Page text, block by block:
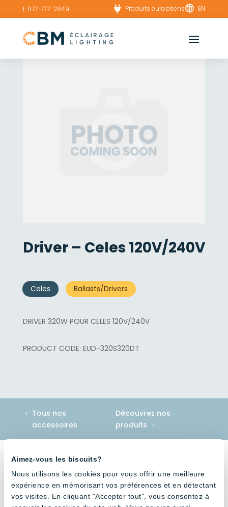
Aimez-vous les biscuits?
Nous utilisons les cookies pour vous offrir une meilleure
expérience en mémorisant vos préférences et en détectant
vos visites. En cliquant "Accepter tout", vous consentez à
1-877-777-2849  Produits européens EN
Driver – Celes 120V/240V
Celes Ballasts/Drivers
DRIVER 320W POUR CELES 120V/240V
EUD-320S320DT
Tous nos
accessoires
Découvrez nos
produits